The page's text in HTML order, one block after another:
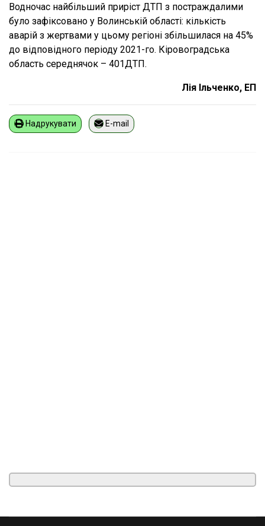
Водночас найбільший приріст ДТП з постраждалими
було зафіксовано у Волинській області: кількість
аварій з жертвами у цьому регіоні збільшилася на 45%
до відповідного періоду 2021-го. Кіровоградська
область середнячок – 401ДТП.
Лія Ільченко, ЕП
Надрукувати E-mail